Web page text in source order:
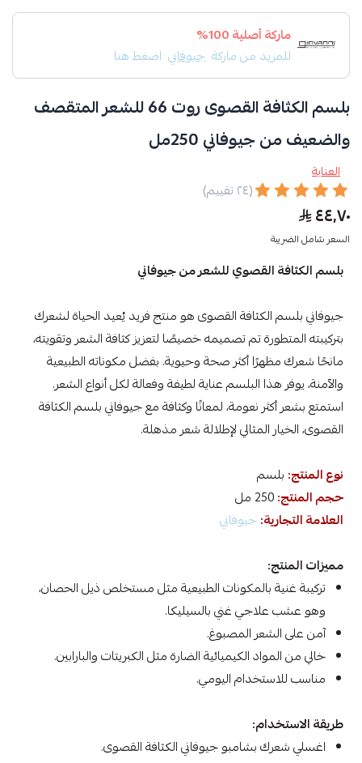
ماركة أصلية 100%
للمزيد من ماركة جيوفاني اضغط هنا
بلسم الكثافة القصوى روت 66 للشعر المتقصف
والضعيف من جيوفاني 250مل
العناية
(٢٤ تقييم)
٤٤٫٧٠
السعر شامل الضريبة
بلسم الكثافة القصوي للشعر من جيوفاني
جيوفاني بلسم الكثافة القصوى هو منتج فريد يُعيد الحياة لشعرك
بتركيبته المتطورة تم تصميمه خصيصًا لتعزيز كثافة الشعر وتقويته،
مانحًا شعرك مظهرًا أكثر صحة وحيوية. بفضل مكوناته الطبيعية
والآمنة، يوفر هذا البلسم عناية لطيفة وفعالة لكل أنواع الشعر.
استمتع بشعر أكثر نعومة، لمعانًا وكثافة مع جيوفاني بلسم الكثافة
القصوى، الخيار المثالي لإطلالة شعر مذهلة.
نوع المنتج: بلسم
حجم المنتج:250 مل
العلامة التجارية:جيوفاني
مميزات المنتج:
تركيبة غنية بالمكونات الطبيعية مثل مستخلص ذيل الحصان،
وهو عشب علاجي غني بالسيليكا.
آمن على الشعر المصبوغ.
خالي من المواد الكيميائية الضارة مثل الكبريتات والبارابين.
مناسب للاستخدام اليومي.
طريقة الاستخدام:
اغسلي شعرك بشامبو جيوفاني الكثافة القصوى.